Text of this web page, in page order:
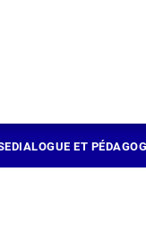
DIALOGUE ET